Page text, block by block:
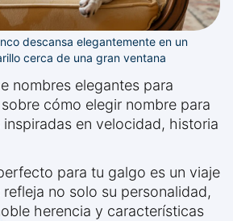
descansa elegantemente en un
cerca de una gran ventana
nombres elegantes para
cómo elegir nombre para
en velocidad, historia
para tu galgo es un viaje
no solo su personalidad,
herencia y características